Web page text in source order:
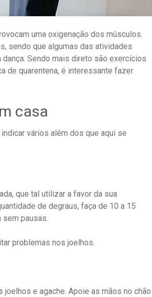
uma oxigenação dos músculos.
sendo que algumas das atividades
Sendo mais direto são exercícios
de quarentena, é interessante fazer
casa
vários além dos que aqui se
que tal utilizar a favor da sua
de degraus, faça de 10 a 15
sem pausas.
problemas nos joelhos.
e agache. Apoie as mãos no chão